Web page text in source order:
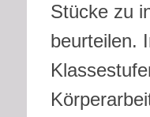
Stücke zu
beurteilen.